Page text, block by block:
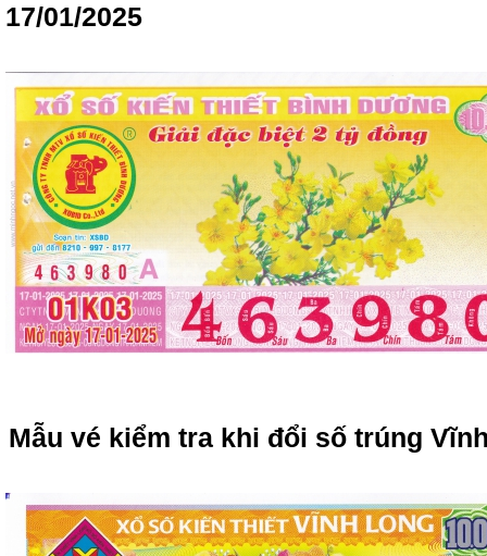
17/01/2025
Mẫu vé kiểm tra khi đổi số trúng